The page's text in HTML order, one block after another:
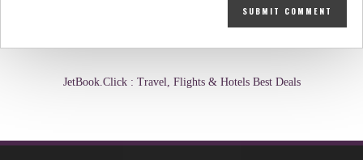
JetBook.Click : Travel, Flights & Hotels Best Deals